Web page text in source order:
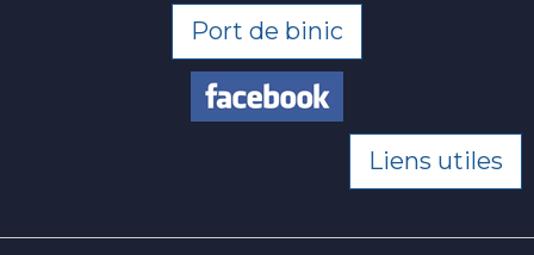
Port de binic
Liens utiles